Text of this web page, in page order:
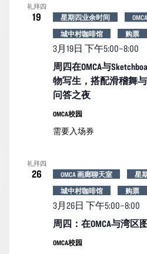
礼拜四
19
周四在OMCA与
物写生，搭配滑稽舞
问答之夜
3月19日 下午5:00–8:00
星期四业余时间
城中村咖啡馆
购票
OMCA校园
需要入场券
礼拜四
26
周四：在OMCA与湾区
3月26日 下午5:00–8:00
OMCA 画廊聊天室
星
城中村咖啡馆
购票
OMCA校园